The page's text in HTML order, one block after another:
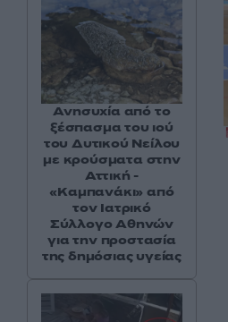
Ανησυχία από το
ξέσπασμα του ιού
του Δυτικού Νείλου
με κρούσματα στην
Αττική -
«Καμπανάκι» από
τον Ιατρικό
Σύλλογο Αθηνών
για την προστασία
της δημόσιας υγείας